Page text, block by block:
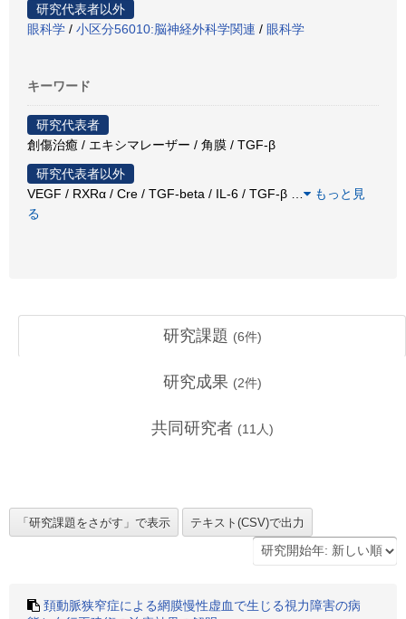
研究代表者以外
眼科学 / 小区分56010:脳神経外科学関連 / 眼科学
キーワード
研究代表者
創傷治癒 / エキシマレーザー / 角膜 / TGF-β
研究代表者以外
VEGF / RXRα / Cre / TGF-beta / IL-6 / TGF-β
もっと見
る
研究課題 (6件)
研究成果 (2件)
共同研究者 (11 人)
頚動脈狭窄症による網膜慢性虚血で生じる視力障害の病